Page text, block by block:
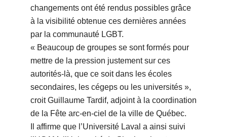
changements ont été rendus possibles grâce
à la visibilité obtenue ces dernières années
par la communauté LGBT.
« Beaucoup de groupes se sont formés pour
mettre de la pression justement sur ces
autorités-là, que ce soit dans les écoles
secondaires, les cégeps ou les universités »,
croit Guillaume Tardif, adjoint à la coordination
de la Fête arc-en-ciel de la ville de Québec.
Il affirme que l’Université Laval a ainsi suivi